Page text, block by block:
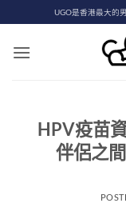
to
content
UGO是香港最大的
HPV疫苗
伴侶之